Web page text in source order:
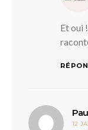
Et oui
12